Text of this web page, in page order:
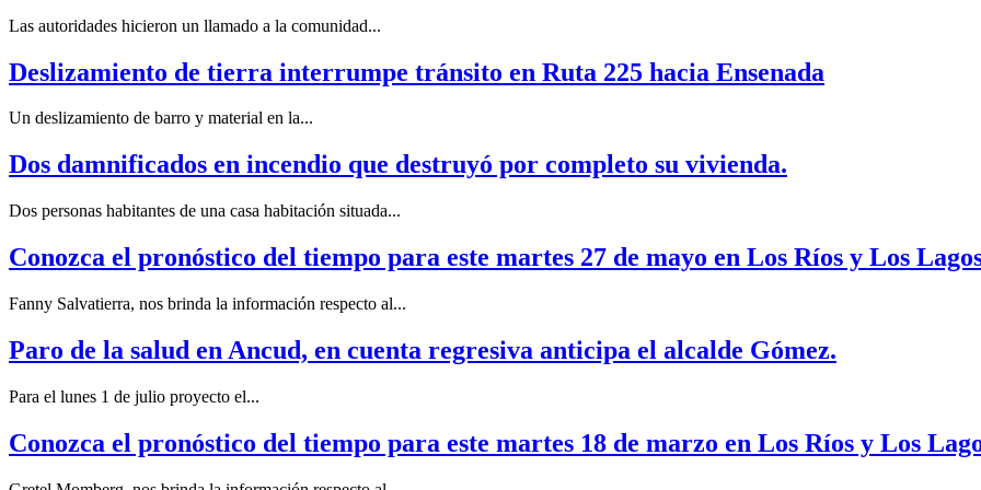
Las autoridades hicieron un llamado a la comunidad...
Deslizamiento de tierra interrumpe tránsito en Ruta 225 hacia Ensenada
Un deslizamiento de barro y material en la...
Dos damnificados en incendio que destruyó por completo su vivienda.
Dos personas habitantes de una casa habitación situada...
Conozca el pronóstico del tiempo para este martes 27 de mayo en Los Ríos y Los
Fanny Salvatierra, nos brinda la información respecto al...
Paro de la salud en Ancud, en cuenta regresiva anticipa el alcalde Gómez.
Para el lunes 1 de julio proyecto el...
Conozca el pronóstico del tiempo para este martes 18 de marzo en Los Ríos y Los